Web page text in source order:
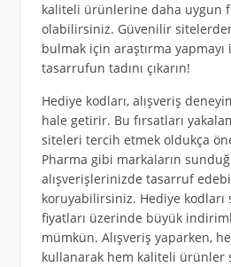
kaliteli ürünlerine daha uygun
olabilirsiniz. Güvenilir
bulmak için araştırma
tasarrufun tadını çıkarın!
Hediye kodları, alışveriş
hale getirir. Bu fırsatları
siteleri tercih etmek oldukça
Pharma gibi markaların
alışverişlerinizde tasarruf
koruyabilirsiniz. Hediye
fiyatları üzerinde büyük
mümkün. Alışveriş yaparken,
kullanarak hem kaliteli ürünler